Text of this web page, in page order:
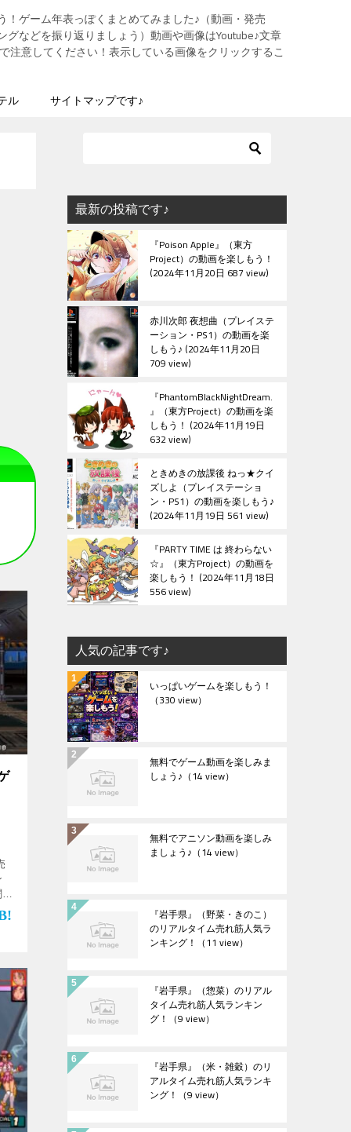
ゲーム年表っぽくまとめてみました♪（動画・発売
などを振り返りましょう）動画や画像はYoutube♪文章
注意してください！表示している画像をクリックするこ
ル サイトマップです♪
最新の投稿です♪
『Poison Apple』（東方
Project）の動画を楽しもう！
2024年11月20日 687 view
赤川次郎 夜想曲（プレイステ
ーション・PS1）の動画を楽
しもう♪ 2024年11月20日
709 view
『PhantomBlackNightDream.
』（東方Project）の動画を楽
しもう！ 2024年11月19日
632 view
ときめきの放課後 ねっ★クイ
ズしよ（プレイステーショ
ン・PS1）の動画を楽しもう♪
2024年11月19日 561 view
『PARTY TIME は 終わらない
☆』（東方Project）の動画を
楽しもう！ 2024年11月18日
556 view
人気の記事です♪
いっぱいゲームを楽しもう！
（330 view）
無料でゲーム動画を楽しみま
しょう♪ （14 view）
無料でアニソン動画を楽しみ
ましょう♪ （14 view）
『岩手県』（野菜・きのこ）
のリアルタイム売れ筋人気ラ
ンキング！ （11 view）
『岩手県』（惣菜）のリアル
タイム売れ筋人気ランキン
グ！ （9 view）
『岩手県』（米・雑穀）のリ
アルタイム売れ筋人気ランキ
ング！ （9 view）